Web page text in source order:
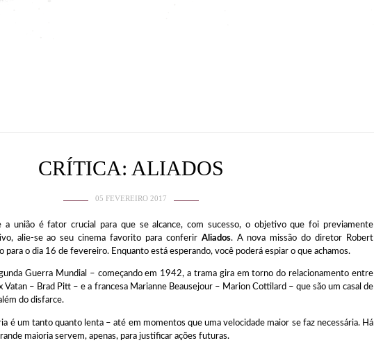
CRÍTICA: ALIADOS
05 FEVEREIRO 2017
a união é fator crucial para que se alcance, com sucesso, o objetivo que foi previamente
alie-se ao seu cinema favorito para conferir Aliados. A nova missão do diretor Robert
o dia 16 de fevereiro. Enquanto está esperando, você poderá espiar o que achamos.
Guerra Mundial – começando em 1942, a trama gira em torno do relacionamento entre
Vatan – Brad Pitt – e a francesa Marianne Beausejour – Marion Cottilard – que são um casal de
do disfarce.
é um tanto quanto lenta – até em momentos que uma velocidade maior se faz necessária. Há
maioria servem, apenas, para justificar ações futuras.